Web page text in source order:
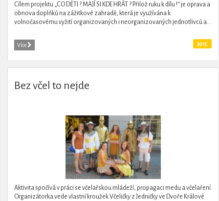
Cílem projektu „CO DĚTI ? MAJÍ SI KDE HRÁT ? Přilož ruku k dílu !“ je oprava a
obnova doplňků na zážitkové zahradě, která je využívána k
volnočasovému vyžití organizovaných i neorganizovaných jednotlivců a...
Více 2015
Bez včel to nejde
Aktivita spočívá v práci se včelařskou mládeží, propagaci medu a včelaření.
Organizátorka vede vlastní kroužek Včeličky z Jedničky ve Dvoře Králové